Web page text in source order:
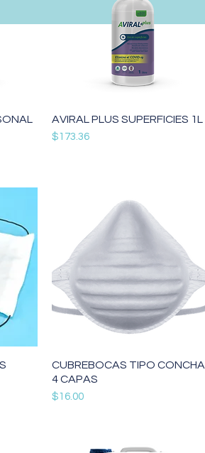
Vista rápida
AVIRAL PLUS SUPERFICIES 1L
Precio
$173.36
Vista rápida
CUBREBOCAS TIPO CONCHA
4 CAPAS
Precio
$16.00